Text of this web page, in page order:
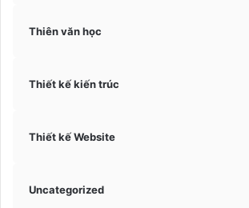
Thiên văn học
Thiết kế kiến trúc
Thiết kế Website
Uncategorized